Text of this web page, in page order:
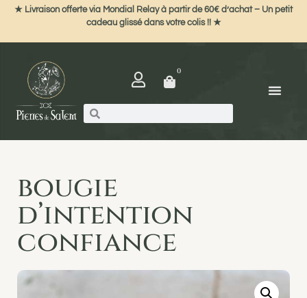
★ Livraison offerte via Mondial Relay à partir de 60€ d’achat – Un petit
cadeau glissé dans votre colis !! ★
0
bougie
d’intention
confiance